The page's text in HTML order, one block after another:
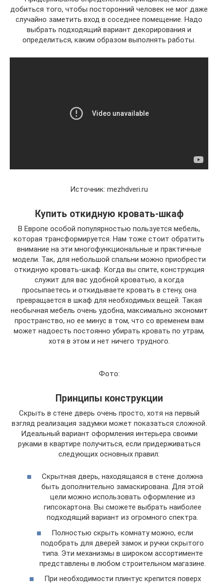
добиться того, чтобы посторонний человек не мог даже
случайно заметить вход в соседнее помещение. Надо
выбрать подходящий вариант декорирования и
определиться, каким образом выполнять работы.
Источник: mezhdveri.ru
Купить откидную кровать-шкаф
В Европе особой популярностью пользуется мебель,
которая трансформируется. Нам тоже стоит обратить
внимание на эти многофункциональные и практичные
модели. Так, для небольшой спальни можно приобрести
откидную кровать-шкаф. Когда вы спите, конструкция
служит для вас удобной кроватью, а когда
просыпаетесь и откидываете кровать в стену, она
превращается в шкаф для необходимых вещей. Такая
необычная мебель очень удобна, максимально экономит
пространство, но ее минус в том, что со временем вам
может надоесть постоянно убирать кровать по утрам,
хотя в этом и нет ничего трудного.
Фото:
Принципы конструкции
Скрыть в стене дверь очень просто, хотя на первый
взгляд реализация задумки может показаться сложной.
Идеальный вариант оформления интерьера своими
руками в квартире получиться, если придерживаться
следующих основных правил:
Скрытная дверь, находящаяся в стене должна
быть дополнительно замаскирована. Для этой
цели можно использовать оформление из
гипсокартона. Вы сможете выбрать наиболее
подходящий вариант из огромного спектра.
Полностью скрыть комнату можно, если
подобрать для дверей замок и ручки скрытого
типа. Эти механизмы в широком ассортименте
представлены в любом строительном магазине.
При необходимости плинтус крепится поверх